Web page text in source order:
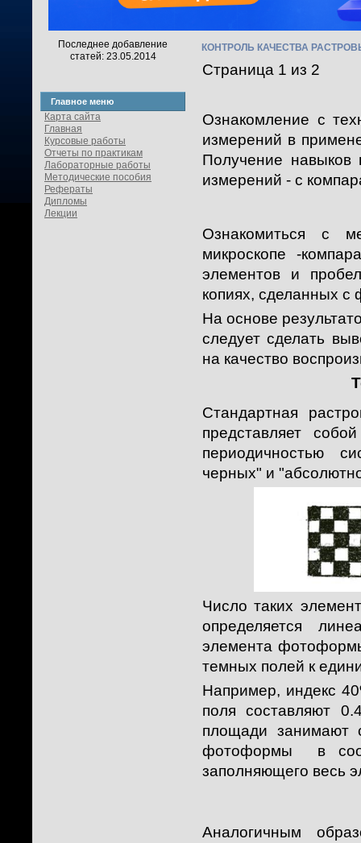
Последнее добавление
статей: 23.05.2014
Главное меню
Карта сайта
Главная
Курсовые работы
Отчеты по практикам
Лабораторные работы
Методические пособия
Рефераты
Дипломы
Лекции
КОНТРОЛЬ КАЧЕСТВА
Страница 1 из 2
Ознакомление с
измерений в
Получение
измерений - с
Ознакомиться с
микроскопе -
элементов и
копиях, сделанных
На основе
следует сделать
на качество
Стандартная
представляет
периодичностью
черных" и
Число таких
определяется
элемента
темных полей к
Например, индекс
поля составляют
площади занимают
фотоформы в
заполняющего весь
Аналогичным